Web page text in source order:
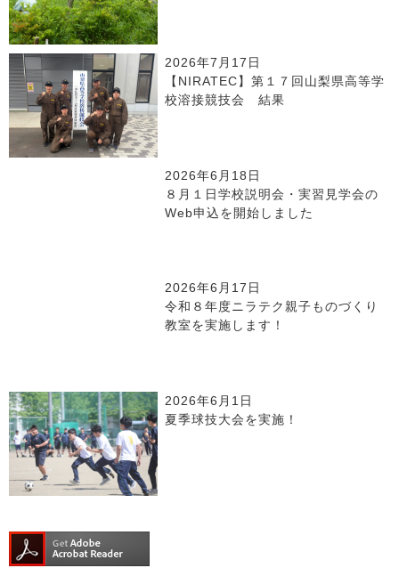
2026年7月17日
【NIRATEC】第１７回山梨県高等学
校溶接競技会 結果
2026年6月18日
８月１日学校説明会・実習見学会の
Web申込を開始しました
2026年6月17日
令和８年度ニラテク親子ものづくり
教室を実施します！
2026年6月1日
夏季球技大会を実施！